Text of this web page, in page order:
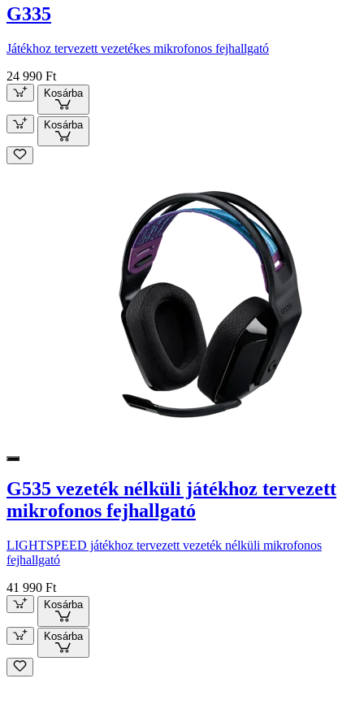
G335
Játékhoz tervezett vezetékes mikrofonos fejhallgató
24 990 Ft
Kosárba
Kosárba
G535 vezeték nélküli játékhoz tervezett
mikrofonos fejhallgató
LIGHTSPEED játékhoz tervezett vezeték nélküli mikrofonos
fejhallgató
41 990 Ft
Kosárba
Kosárba